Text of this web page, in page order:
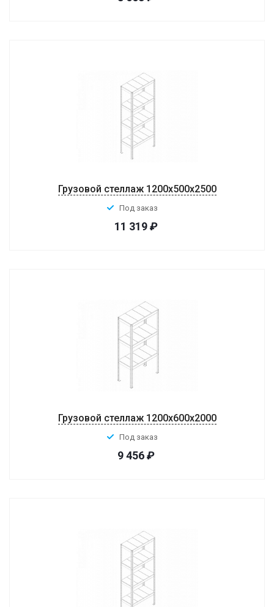
Грузовой стеллаж 1200x500x2500
Под заказ
11 319₽
Грузовой стеллаж 1200x600x2000
Под заказ
9 456₽